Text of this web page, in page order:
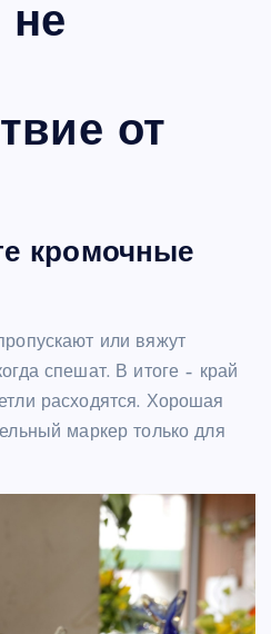
не
от
кромочные
или вяжут
спешат. В итоге – край
расходятся. Хорошая
маркер только для